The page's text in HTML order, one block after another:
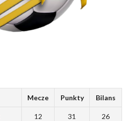
Mecze Punkty Bilans
12 31 26